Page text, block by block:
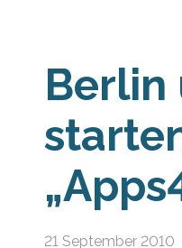
Berlin
21 September 2010